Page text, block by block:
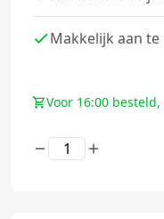
Makkelijk aan
Voor 16:00